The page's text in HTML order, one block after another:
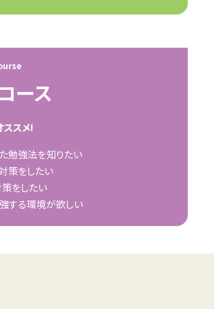
ース
ススメ!
勉強法を知りたい
策をしたい
をしたい
する環境が欲しい